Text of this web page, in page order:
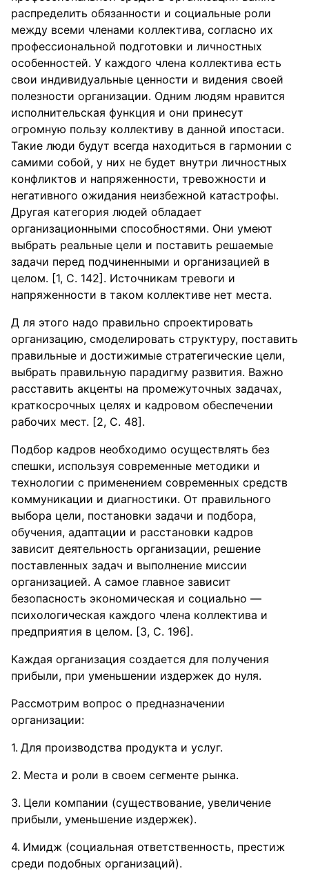
распределить обязанности и социальные роли
между всеми членами коллектива, согласно их
профессиональной подготовки и личностных
особенностей. У каждого члена коллектива есть
свои индивидуальные ценности и видения своей
полезности организации. Одним людям нравится
исполнительская функция и они принесут
огромную пользу коллективу в данной ипостаси.
Такие люди будут всегда находиться в гармонии с
самими собой, у них не будет внутри личностных
конфликтов и напряженности, тревожности и
негативного ожидания неизбежной катастрофы.
Другая категория людей обладает
организационными способностями. Они умеют
выбрать реальные цели и поставить решаемые
задачи перед подчиненными и организацией в
целом. [1, С. 142]. Источникам тревоги и
напряженности в таком коллективе нет места.
Д ля этого надо правильно спроектировать
организацию, смоделировать структуру, поставить
правильные и достижимые стратегические цели,
выбрать правильную парадигму развития. Важно
расставить акценты на промежуточных задачах,
краткосрочных целях и кадровом обеспечении
рабочих мест. [2, С. 48].
Подбор кадров необходимо осуществлять без
спешки, используя современные методики и
технологии с применением современных средств
коммуникации и диагностики. От правильного
выбора цели, постановки задачи и подбора,
обучения, адаптации и расстановки кадров
зависит деятельность организации, решение
поставленных задач и выполнение миссии
организацией. А самое главное зависит
безопасность экономическая и социально —
психологическая каждого члена коллектива и
предприятия в целом. [3, С. 196].
Каждая организация создается для получения
прибыли, при уменьшении издержек до нуля.
Рассмотрим вопрос о предназначении
организации:
Для производства продукта и услуг.
Места и роли в своем сегменте рынка.
Цели компании (существование, увеличение
прибыли, уменьшение издержек).
Имидж (социальная ответственность, престиж
среди подобных организаций).